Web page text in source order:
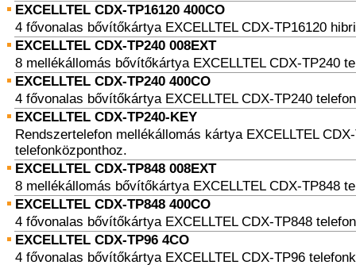
EXCELLTEL CDX-TP16120 400CO
4 fővonalas bővítőkártya EXCELLTEL CDX-TP16120
EXCELLTEL CDX-TP240 008EXT
8 mellékállomás bővítőkártya EXCELLTEL CDX-TP240
EXCELLTEL CDX-TP240 400CO
4 fővonalas bővítőkártya EXCELLTEL CDX-TP240
EXCELLTEL CDX-TP240-KEY
Rendszertelefon mellékállomás kártya EXCELLTEL
telefonközponthoz.
EXCELLTEL CDX-TP848 008EXT
8 mellékállomás bővítőkártya EXCELLTEL CDX-TP848
EXCELLTEL CDX-TP848 400CO
4 fővonalas bővítőkártya EXCELLTEL CDX-TP848
EXCELLTEL CDX-TP96 4CO
4 fővonalas bővítőkártya EXCELLTEL CDX-TP96